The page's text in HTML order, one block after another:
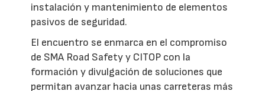
instalación y mantenimiento de elementos
pasivos de seguridad.
El encuentro se enmarca en el compromiso
de SMA Road Safety y CITOP con la
formación y divulgación de soluciones que
permitan avanzar hacia unas carreteras más